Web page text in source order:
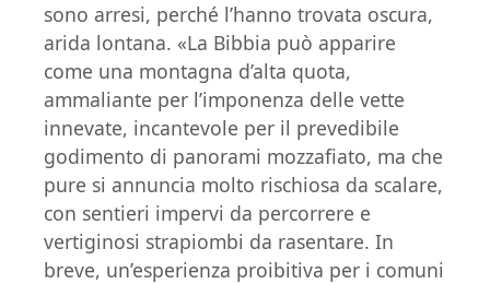
sono arresi, perché l’hanno trovata oscura,
arida lontana. «La Bibbia può apparire
come una montagna d’alta quota,
ammaliante per l’imponenza delle vette
innevate, incantevole per il prevedibile
godimento di panorami mozzafiato, ma che
pure si annuncia molto rischiosa da scalare,
con sentieri impervi da percorrere e
vertiginosi strapiombi da rasentare. In
breve, un’esperienza proibitiva per i comuni